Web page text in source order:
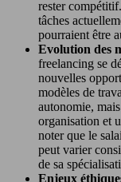
rester
tâches
pourraient être
Evolution des
freelancing se
nouvelles
modèles de
autonomie,
organisation et
noter que le
peut varier
de sa
Enjeux